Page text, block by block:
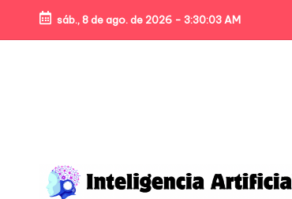
Skip
sáb., 8 de ago. de 2026 - 3:30:05 AM